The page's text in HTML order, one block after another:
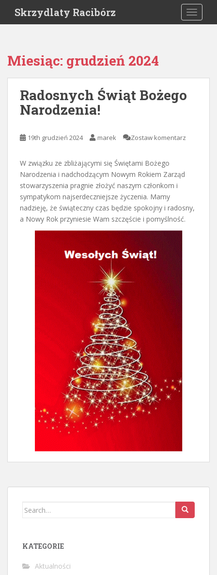
i
Skrzydlaty Racibórz
Miesiąc: grudzień 2024
Radosnych Świąt Bożego
Narodzenia!
19th grudzień 2024 marek Zostaw komentarz
W związku ze zbliżającymi się Świętami Bożego
Narodzenia i nadchodzącym Nowym Rokiem Zarząd
stowarzyszenia pragnie złożyć naszym członkom i
sympatykom najserdeczniejsze życzenia. Mamy
nadzieję, że świąteczny czas będzie spokojny i radosny,
a Nowy Rok przyniesie Wam szczęście i pomyślność.
Search
KATEGORIE
Aktualności